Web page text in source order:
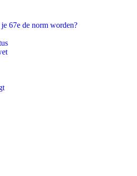
67e de norm worden?